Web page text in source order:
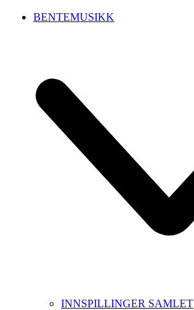
BENTEMUSIKK
INNSPILLINGER SAMLET